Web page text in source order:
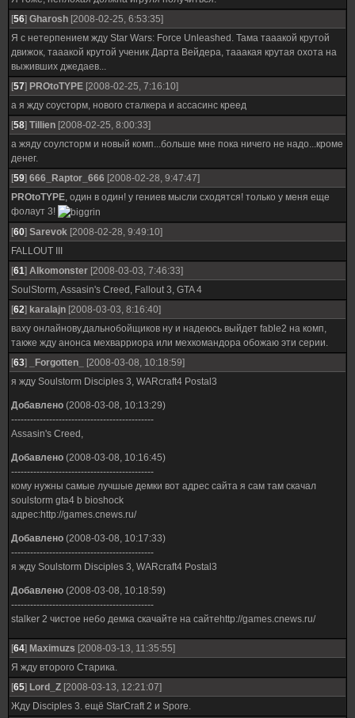
[56] Gharosh [2008-02-25, 6:53:35]
Я с нетерпением жду Star Wars: Force Unleashed. Тама тааакой крутой
движок, тааакой крутой ученик Дарта Вейдера, тааакая крутая охота на
выживших джедаев...
[57] PROtoTYPE [2008-02-25, 7:16:10]
а я жду соусторм, нового сталкера и ассасинс креед
[58] Tillien [2008-02-25, 8:00:33]
а жяду соулсторм и новый комп...больше мне пока ничего не надо...кроме
денег.
[59] 666_Raptor_666 [2008-02-28, 9:47:47]
PROtoTYPE, один в один! у гениев мысли сходятся! только у меня еще
фолаут 3!
[60] Sarevok [2008-02-28, 9:49:10]
FALLOUT III
[61] Alkomonster [2008-03-03, 7:46:33]
SoulStorm, Assasin's Creed, Fallout 3, GTA 4
[62] karalajn [2008-03-03, 8:16:40]
ваху онлайнову,дальнобойщиков ну и надеюсь выйдет fable2 на комп,
также жду анонса мехварриора или мехкомандора обожаю эти серии.
[63] _Forgotten_
[2008-03-08, 10:18:59]
я жду Soulstorm Disciples 3, WARcraft4 Postal3
Добавлено (2008-03-08, 10:13:29)
---------------------------------------------
Assasin's Creed,
Добавлено (2008-03-08, 10:16:45)
---------------------------------------------
кому нужны самые лучшые демки вот адрес сайта я сам там скачал
soulstorm gta4 b bioshock
адрес:http://games.cnews.ru/
Добавлено (2008-03-08, 10:17:33)
---------------------------------------------
я жду Soulstorm Disciples 3, WARcraft4 Postal3
Добавлено (2008-03-08, 10:18:59)
---------------------------------------------
stalker 2 чистое небо демка скачайте на сайтеhttp://games.cnews.ru/
[64] Maximuzs [2008-03-13, 11:35:55]
Я жду второго Старика.
[65] Lord_Z [2008-03-13, 12:21:07]
Жду Disciples 3. ещё StarCraft 2 и Spore.